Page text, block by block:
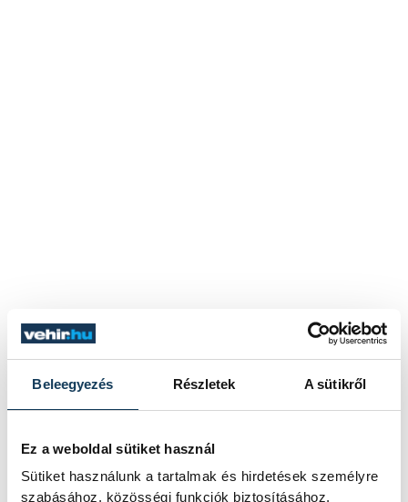
Beleegyezés Részletek A sütikről
Ez a weboldal sütiket használ
Sütiket használunk a tartalmak és hirdetések személyre
szabásához, közösségi funkciók biztosításához,